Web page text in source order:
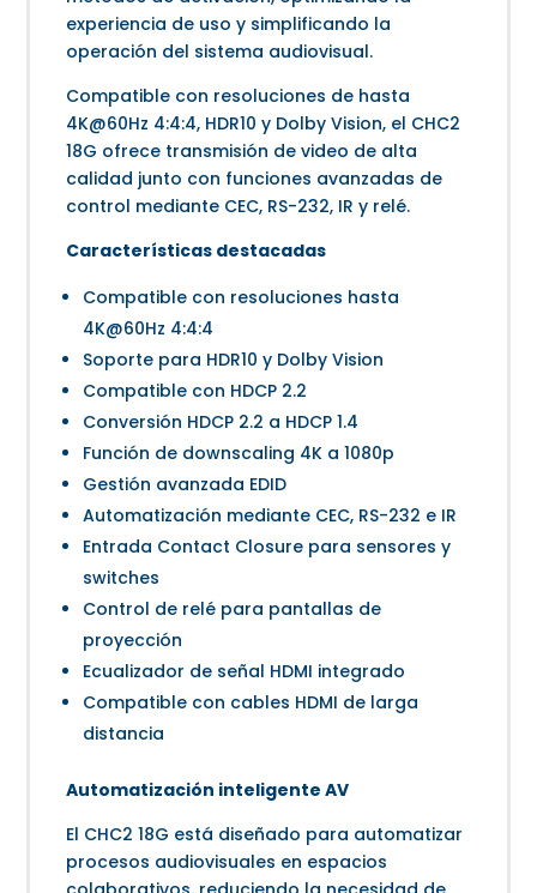
experiencia de uso y simplificando la
operación del sistema audiovisual.
Compatible con resoluciones de hasta
4K@60Hz 4:4:4, HDR10 y Dolby Vision, el CHC2
18G ofrece transmisión de video de alta
calidad junto con funciones avanzadas de
control mediante CEC, RS-232, IR y relé.
Características destacadas
Compatible con resoluciones hasta
4K@60Hz 4:4:4
Soporte para HDR10 y Dolby Vision
Compatible con HDCP 2.2
Conversión HDCP 2.2 a HDCP 1.4
Función de downscaling 4K a 1080p
Gestión avanzada EDID
Automatización mediante CEC, RS-232 e IR
Entrada Contact Closure para sensores y
switches
Control de relé para pantallas de
proyección
Ecualizador de señal HDMI integrado
Compatible con cables HDMI de larga
distancia
Automatización inteligente AV
El CHC2 18G está diseñado para automatizar
procesos audiovisuales en espacios